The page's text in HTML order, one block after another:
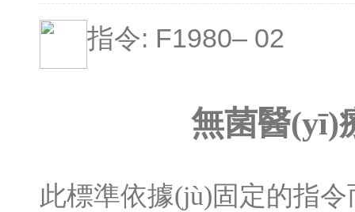
指令: F1980– 02
無菌醫(yī)
此標準依據(jù)固定的指